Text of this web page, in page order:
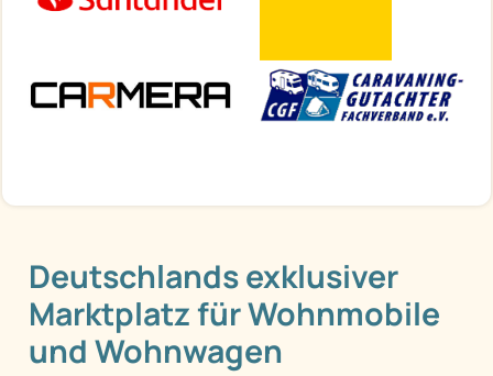
Deutschlands exklusiver
Marktplatz für Wohnmobile
und Wohnwagen